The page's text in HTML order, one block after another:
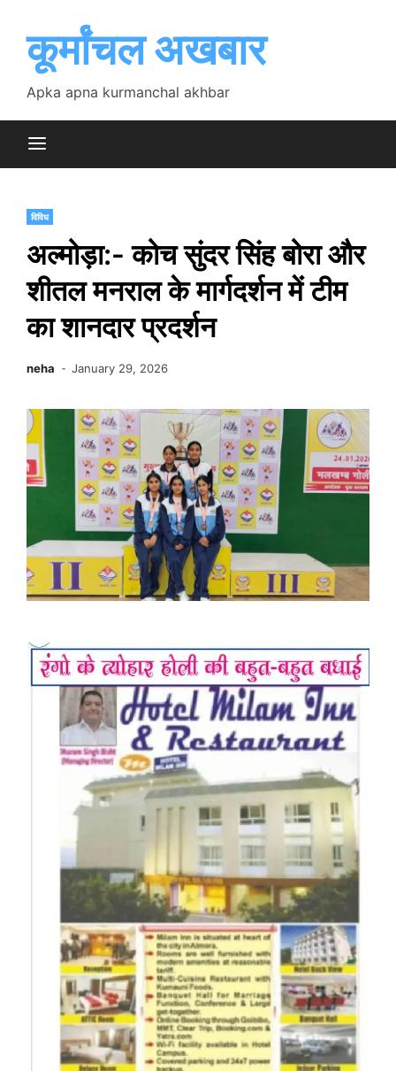
contentकूर्मांचल अखबार
Apka apna kurmanchal akhbar
विविध
अल्मोड़ा:- कोच सुंदर सिंह बोरा और
शीतल मनराल के मार्गदर्शन में टीम
का शानदार प्रदर्शन
neha January 29, 2026